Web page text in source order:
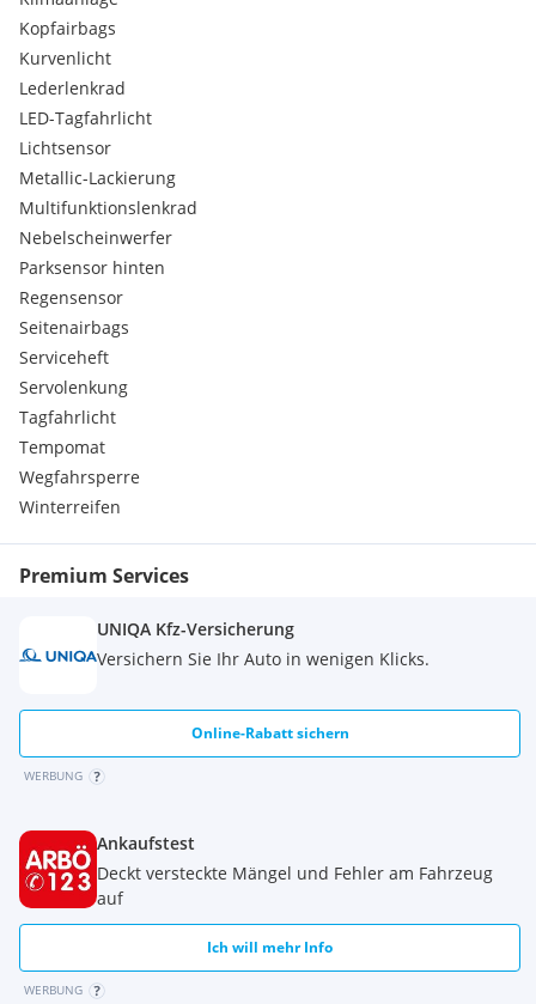
Kopfairbags
Kurvenlicht
Lederlenkrad
LED-Tagfahrlicht
Lichtsensor
Metallic-Lackierung
Multifunktionslenkrad
Nebelscheinwerfer
Parksensor hinten
Regensensor
Seitenairbags
Serviceheft
Servolenkung
Tagfahrlicht
Tempomat
Wegfahrsperre
Winterreifen
Premium Services
UNIQA Kfz-Versicherung
Versichern Sie Ihr Auto in wenigen Klicks.
Online-Rabatt sichern
WERBUNG
Ankaufstest
Deckt versteckte Mängel und Fehler am Fahrzeug
auf
Ich will mehr Info
WERBUNG